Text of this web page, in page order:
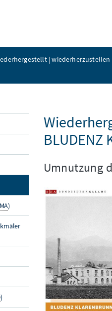
| wiederherzustellen
)
)
BLUDENZ
Umnutzung